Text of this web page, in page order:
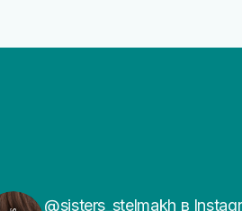
@sisters_stelmakh в